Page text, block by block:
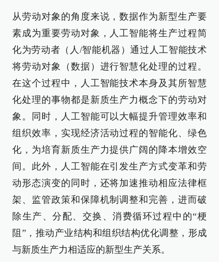
从劳动对象的角度来说，数据作为新型生产要
素成为重要劳动对象，人工智能将生产过程简
化为劳动者（人/智能机器）通过人工智能技术
将劳动对象（数据）进行智慧化处理的过程。
在这个过程中，人工智能技术本身及其所智慧
化处理的事物都是新质生产力概念下的劳动对
象。同时，人工智能可以大幅提升管理效率和
组织效率，实现经济活动过程的智能化、绿色
化，为培育新质生产力提供广阔的降本增效空
间。此外，人工智能在引发生产方式变革和劳
动形态演变的同时，还将加速推动相应法律框
架、监管政策和保障机制调整和完善，进而破
除生产、分配、交换、消费循环过程中的“梗
阻”，推动产业结构和组织结构优化调整，形成
与新质生产力相适应的新型生产关系。